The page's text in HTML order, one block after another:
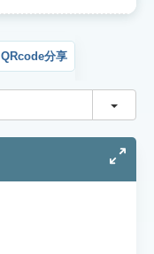
QRcode分享
切換